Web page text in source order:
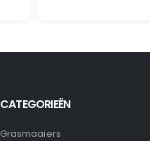
CATEGORIEËN
Grasmaaiers